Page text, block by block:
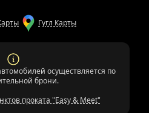
Гугл Карты
осуществляется по
брони.
проката "Easy & Meet"